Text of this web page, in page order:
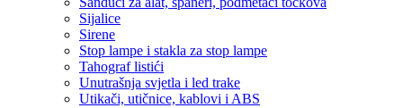
Sijalice
Sirene
Stop lampe i stakla za stop lampe
Tahograf listići
Unutrašnja svjetla i led trake
Utikači, utičnice, kablovi i ABS